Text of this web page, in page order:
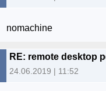
nomachine
RE: remote desktop
24.06.2019 | 11:52